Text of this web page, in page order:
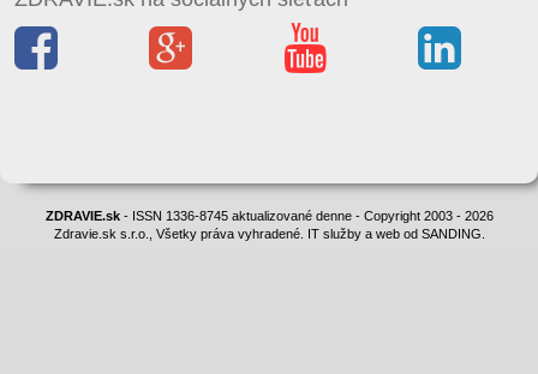
ZDRAVIE.sk- ISSN 1336-8745 aktualizované denne - Copyright 2003 - 2026
Zdravie.sk s.r.o., Všetky práva vyhradené. IT služby a web od SANDING.